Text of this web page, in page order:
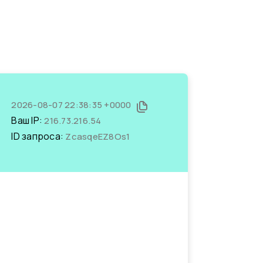
2026-08-07 22:38:35 +0000
Ваш IP:216.73.216.54
ID запроса: ZcasqeEZ8Os1